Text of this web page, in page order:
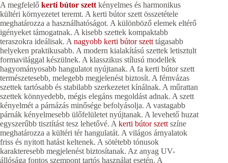
A megfelelő kerti bútor szettkényelmes és harmonikus
kültéri környezetet teremt. A kerti bútor szett összetétele
meghatározza a használhatóságot. A különböző elemek eltérő
igényeket támogatnak. A kisebb szettek kompaktabb
teraszokra ideálisak. Anagyobb kerti bútor szetttágasabb
helyeken praktikusabb. A modern kialakítású szettek letisztult
formavilággal készülnek. A klasszikus stílusú modellek
hagyományosabb hangulatot nyújtanak. A fa kerti bútor szett
természetesebb, melegebb megjelenést biztosít. A fémvázas
szettek tartósabb és stabilabb szerkezetet kínálnak. A műrattan
szettek könnyedebb, mégis elegáns megoldást adnak. A szett
kényelmét a párnázás minősége befolyásolja. A vastagabb
párnák kényelmesebb ülőfelületet nyújtanak. A levehető huzat
egyszerűbb tisztítást tesz lehetővé. Akerti bútor szettszíne
meghatározza a kültéri tér hangulatát. A világos árnyalatok
friss és nyitott hatást keltenek. A sötétebb tónusok
karakteresebb megjelenést biztosítanak. Az anyag UV-
állósága fontos szempont tartós használat esetén. A